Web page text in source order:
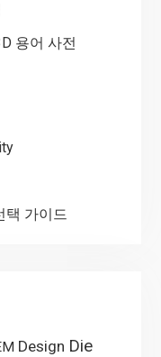
용어 사전
택 가이드
Design Die